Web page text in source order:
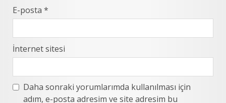
E-posta *
İnternet sitesi
Daha sonraki yorumlarımda kullanılması için
adım, e-posta adresim ve site adresim bu